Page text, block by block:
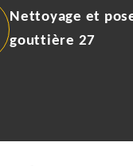
Nettoyage et
gouttière 27